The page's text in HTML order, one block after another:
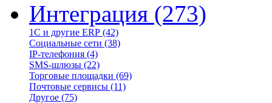
Интеграция (273)
1С и другие ERP (42)
Социальные сети (38)
IP-телефония (4)
SMS-шлюзы (22)
Торговые площадки (69)
Почтовые сервисы (11)
Другое (75)